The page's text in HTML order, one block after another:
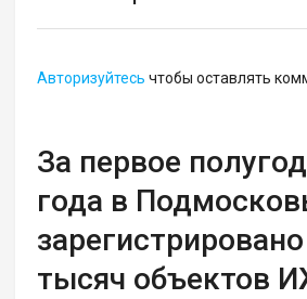
Авторизуйтесь чтобы оставлять
За первое
года в
тысяч объектов